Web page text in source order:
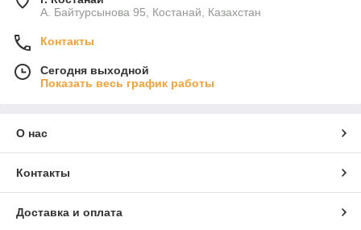
А. Байтурсынова 95, Костанай, Казахстан
Контакты
Сегодня выходной
Показать весь график работы
О нас
Контакты
Доставка и оплата